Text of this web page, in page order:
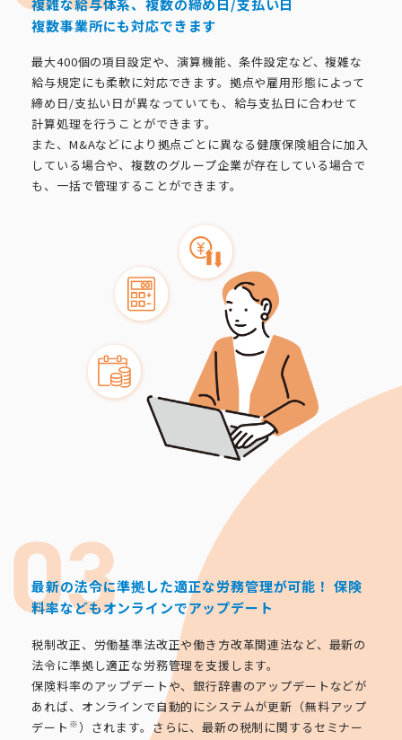
複雑な給与体系、複数の締め日/支払い日
複数事業所にも対応できます
最大400個の項目設定や、演算機能、条件設定など、複雑な
給与規定にも柔軟に対応できます。拠点や雇用形態によって
締め日/支払い日が異なっていても、給与支払日に合わせて
計算処理を行うことができます。
また、M&Aなどにより拠点ごとに異なる健康保険組合に加入
している場合や、複数のグループ企業が存在している場合で
も、一括で管理することができます。
最新の法令に準拠した適正な労務管理が可能！ 保険
料率などもオンラインでアップデート
税制改正、労働基準法改正や働き方改革関連法など、最新の
法令に準拠し適正な労務管理を支援します。
保険料率のアップデートや、銀行辞書のアップデートなどが
あれば、オンラインで自動的にシステムが更新（無料アップ
デート ※）されます。さらに、最新の税制に関するセミナー